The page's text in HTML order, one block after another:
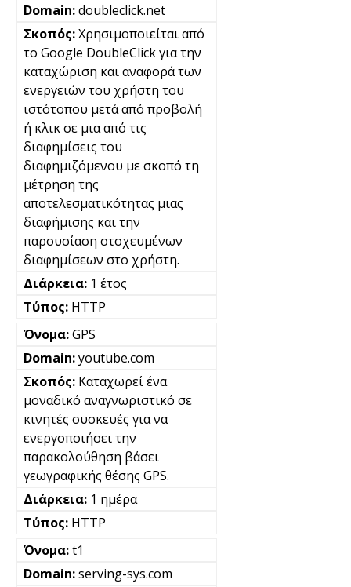
doubleclick.net
Χρησιμοποιείται από
το Google DoubleClick για την
καταχώριση και αναφορά των
ενεργειών του χρήστη του
ιστότοπου μετά από προβολή
ή κλικ σε μια από τις
διαφημίσεις του
διαφημιζόμενου με σκοπό τη
μέτρηση της
αποτελεσματικότητας μιας
διαφήμισης και την
παρουσίαση στοχευμένων
διαφημίσεων στο χρήστη.
1 έτος
HTTP
GPS
youtube.com
Καταχωρεί ένα
μοναδικό αναγνωριστικό σε
κινητές συσκευές για να
ενεργοποιήσει την
παρακολούθηση βάσει
γεωγραφικής θέσης GPS.
1 ημέρα
HTTP
t1
serving-sys.com